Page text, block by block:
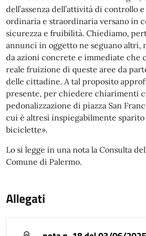
dell’assenza dell’attività di controllo
ordinaria e straordinaria versano in
sicurezza e fruibilità. Chiediamo,
annunci in oggetto ne seguano altri,
da azioni concrete e immediate che
reale fruizione di queste aree da
delle cittadine. A tal proposito
presente, per chiedere chiarimenti
pedonalizzazione di piazza San
cui è altresì inspiegabilmente
biciclette».
Lo si legge in una nota la Consulta
Comune di Palermo.
Allegati